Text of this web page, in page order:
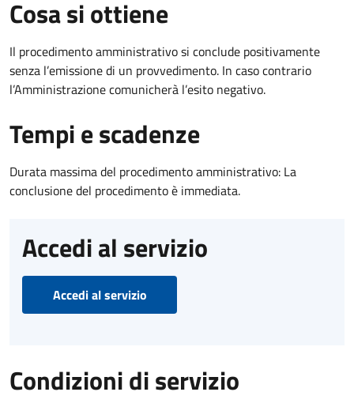
Cosa si ottiene
Il procedimento amministrativo si conclude positivamente
senza l’emissione di un provvedimento. In caso contrario
l’Amministrazione comunicherà l’esito negativo.
Tempi e scadenze
Durata massima del procedimento amministrativo: La
conclusione del procedimento è immediata.
Accedi al servizio
Accedi al servizio
Condizioni di servizio